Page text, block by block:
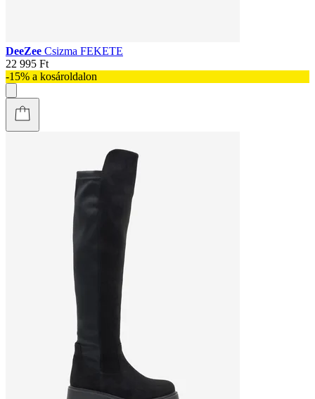
DeeZee Csizma FEKETE
22 995 Ft
-15% a kosároldalon